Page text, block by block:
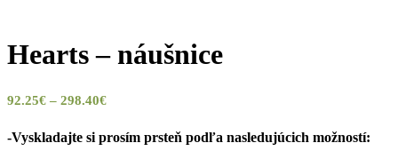
Hearts – náušnice
92.25€ – 298.40€Price
92.25€
-Vyskladajte si prosím prsteň podľa nasledujúcich možností: